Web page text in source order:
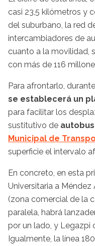
casi 23,5 kilómetros y
del suburbano, la red
intercambiadores de
cuanto a la movilidad,
con más de 116
Para afrontarlo,
se establecerá un
para facilitar los
sustitutivo de
Municipal de
superficie el intervalo
En concreto, en esta
Universitaria a Méndez
(zona comercial de la
paralela, habrá
por un lado, y Legazpi
Igualmente, la línea